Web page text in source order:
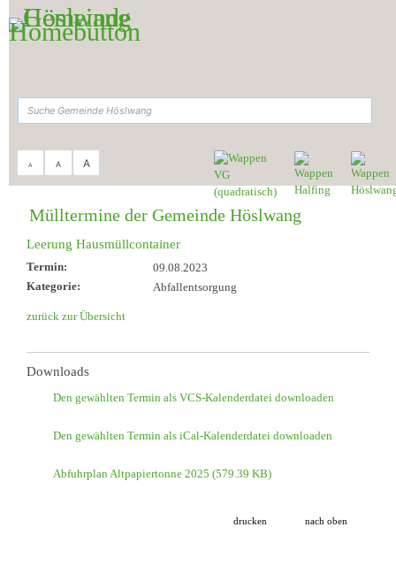
Zum Inhalt, zur Navigation
A A A
Aktuelles & Termine Müll-Termine
Mülltermine der Gemeinde Höslwang
Leerung Hausmüllcontainer
Termin:
09.08.2023
Kategorie:
Abfallentsorgung
zurück zur Übersicht
Downloads
Den gewählten Termin als VCS-Kalenderdatei downloaden
Den gewählten Termin als iCal-Kalenderdatei downloaden
Abfuhrplan Altpapiertonne 2025 (579.39 KB)
drucken nach oben